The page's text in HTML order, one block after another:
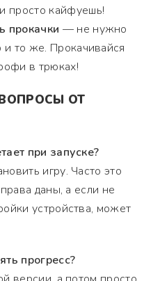
просто кайфуешь!
прокачки — не нужно
и то же. Прокачивайся
в трюках!
ОТ
при запуске?
игру. Часто это
даны, а если не
устройства, может
прогресс?